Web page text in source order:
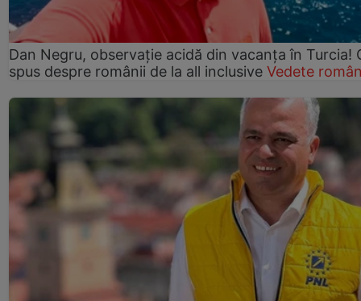
Dan Negru, observație acidă din vacanța în Turcia!
spus despre românii de la all inclusive Vedete